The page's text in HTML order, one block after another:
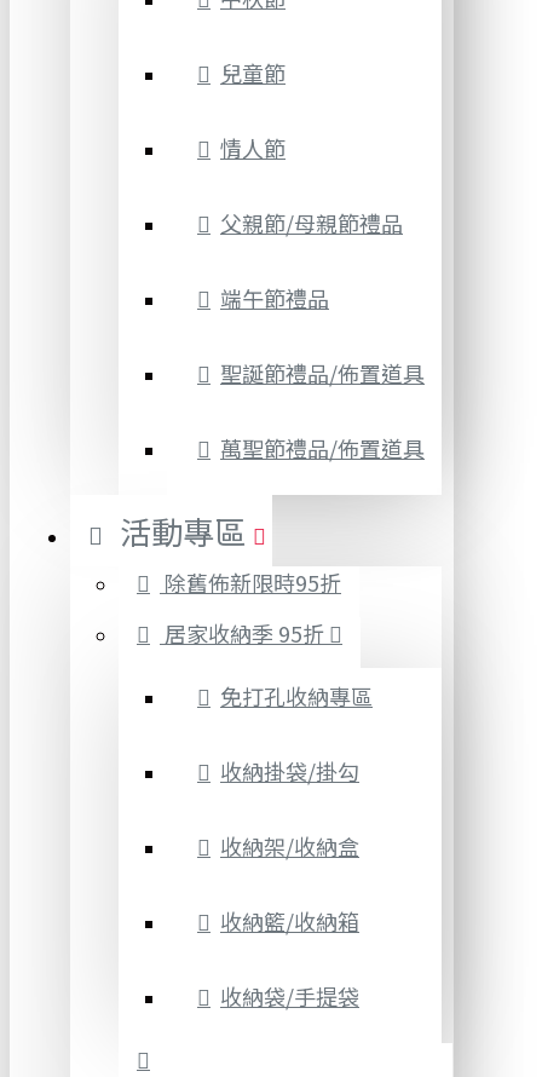
兒童節
情人節
父親節/母親節禮品
端午節禮品
聖誕節禮品/佈置道具
萬聖節禮品/佈置道具
活動專區
除舊佈新限時95折
居家收納季 95折
免打孔收納專區
收納掛袋/掛勾
收納架/收納盒
收納籃/收納箱
收納袋/手提袋